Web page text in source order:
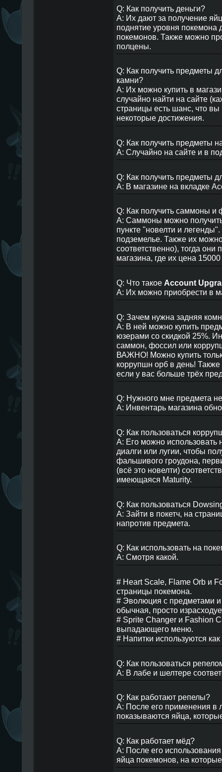
Q: Как получить деньги?
A: Их дают за получение
поднятие уровня покемона
покемонов. Также можно
полцены.
Q: Как получить предметы
камни?
A: Их можно купить в
случайно найти на сайте
страницы есть шанс, что вы
некоторые достижения.
Q: Как получить предметы
A: Случайно на сайте и в
Q: Как получить предметы
A: В магазине на вкладке
Q: Как получить саммоны и
A: Саммоны можно
пункте "новелти и
подземелье. Также их
соответственно), тогда
магазина, где их цена
Q: Что такое Account
A: Их можно приобрести в
Q: Зачем нужна задняя
A: В ней можно купить
юзерами со скидкой 25%.
саммон, фоссил или
ВАЖНО! Можно купить
коррупшн орб в день! Также
если у вас больше трёх
Q: Нужного мне предмета
A: Инвентарь магазина
Q: Как пользоваться
A: Его можно использовать
диалги или лугии, чтобы
фальшивого гроудона,
(всё это новелти)
имеющаяся Maturity.
Q: Как пользоваться
A: Зайти в покетч, на
напротив предмета.
Q: Как использовать на
A: Смотря какой.
# Heart Scale, Flame Orb и
страницы покемона.
# Эволюция с предметами и
обычная, просто
# Sprite Changer и Fashion
выпадающего меню.
# Напитки используются
Q: Как пользоваться
A: В лабе и шелтере
Q: Как работают репелы?
A: После его применения в
показываются яйца,
Q: Как работает мёд?
A: После его
яйца покемонов, на